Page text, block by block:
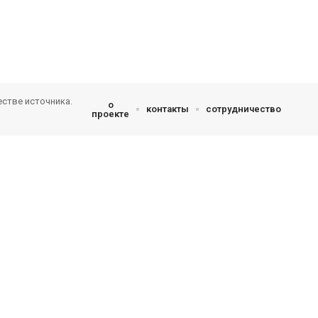
источника.
о
проекте
контакты сотрудничество